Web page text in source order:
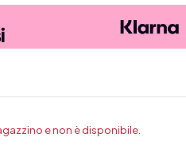
e non è disponibile.